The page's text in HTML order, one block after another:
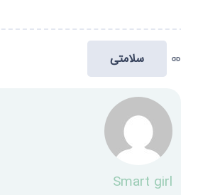
link سلامتی
Smart girl